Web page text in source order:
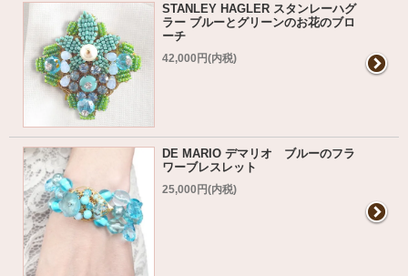
STANLEY HAGLER スタンレーハグ
ラー ブルーとグリーンのお花のブロ
ーチ
42,000円(内税)
DE MARIO デマリオ ブルーのフラ
ワーブレスレット
25,000円(内税)